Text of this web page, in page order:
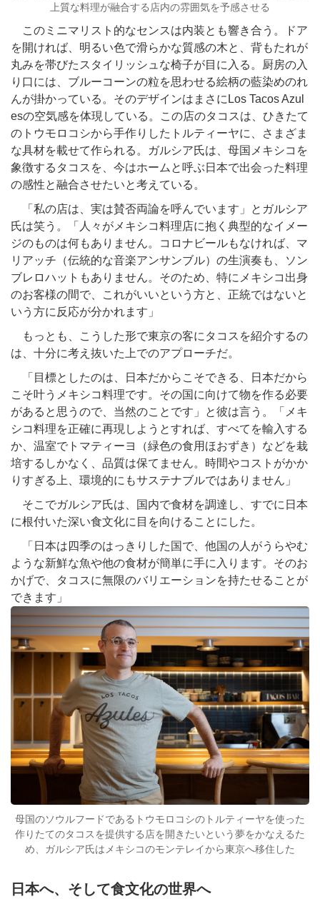
上質な料理が融合する店内の雰囲気を予感させる
このミニマリスト的なセンスは内装とも響き合う。ドア
を開ければ、明るい色で滑らかな質感の木と、背もたれが
丸みを帯びたスタイリッシュな椅子が目に入る。厨房の入
り口には、ブルーコーンの粒を思わせる絵柄の藍染めのれ
んが掛かっている。そのデザインはまさにLos Tacos Azul
esの空気感を体現している。この店のタコスは、ひきたて
のトウモロコシから手作りしたトルティーヤに、さまざま
な具材を載せて作られる。ガルシア氏は、母国メキシコを
象徴するタコスを、今はホームと呼ぶ日本で出会った料理
の感性と融合させたいと考えている。
「私の店は、実は賛否両論を呼んでいます」とガルシア
氏は笑う。「人々がメキシコ料理店に抱く典型的なイメー
ジのものは何もありません。コロナビールもなければ、マ
リアッチ（伝統的な音楽アンサンブル）の生演奏も、ソン
ブレロハットもありません。そのため、特にメキシコ出身
のお客様の間で、これがいいという方と、正統ではないと
いう方に反応が分かれます」
もっとも、こうした形で東京の客にタコスを紹介するの
は、十分に考え抜いた上でのアプローチだ。
「目標としたのは、日本だからこそできる、日本だから
こそ叶うメキシコ料理です。その国に向けて物を作る必要
があると思うので、当然のことです」と彼は言う。「メキ
シコ料理を正確に再現しようとすれば、すべてを輸入する
か、温室でトマティーヨ（緑色の食用ほおずき）などを栽
培するしかなく、品質は保てません。時間やコストがかか
りすぎる上、環境的にもサステナブルではありません」
そこでガルシア氏は、国内で食材を調達し、すでに日本
に根付いた深い食文化に目を向けることにした。
「日本は四季のはっきりした国で、他国の人がうらやむ
ような新鮮な魚や他の食材が簡単に手に入ります。そのお
かげで、タコスに無限のバリエーションを持たせることが
できます」
母国のソウルフードであるトウモロコシのトルティーヤを使った
作りたてのタコスを提供する店を開きたいという夢をかなえるた
め、ガルシア氏はメキシコのモンテレイから東京へ移住した
日本へ、そして食文化の世界へ